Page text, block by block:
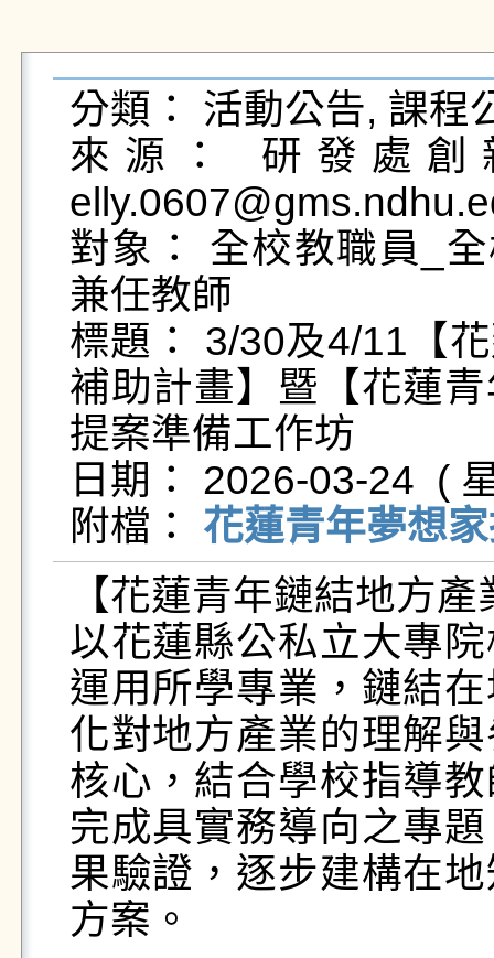
分類： 活動公告, 課程
來源： 研發處
對象： 全校教職員_
兼任教師
標題： 3/30及4/11【
補助計畫】暨【花蓮
提案準備工作坊
日期： 2026-03-24  (
附檔： 花蓮青年夢想
【花蓮青年鏈結地方
以花蓮縣公私立大專
運用所學專業，鏈結
化對地方產業的理解
核心，結合學校指導
完成具實務導向之專
果驗證，逐步建構在
方案。